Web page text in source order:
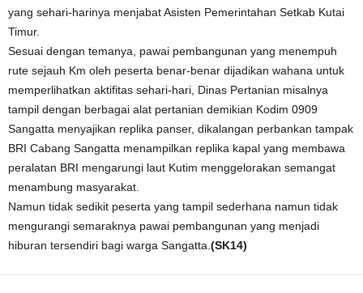
yang sehari-harinya menjabat Asisten Pemerintahan Setkab Kutai
Timur.
Sesuai dengan temanya, pawai pembangunan yang menempuh
rute sejauh Km oleh peserta benar-benar dijadikan wahana untuk
memperlihatkan aktifitas sehari-hari, Dinas Pertanian misalnya
tampil dengan berbagai alat pertanian demikian Kodim 0909
Sangatta menyajikan replika panser, dikalangan perbankan tampak
BRI Cabang Sangatta menampilkan replika kapal yang membawa
peralatan BRI mengarungi laut Kutim menggelorakan semangat
menambung masyarakat.
Namun tidak sedikit peserta yang tampil sederhana namun tidak
mengurangi semaraknya pawai pembangunan yang menjadi
hiburan tersendiri bagi warga Sangatta. (SK14)